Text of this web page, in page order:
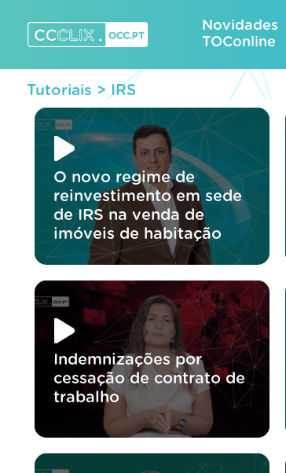
content
Novidades
TOConline
Tutoriais > IRS
O novo regime de
reinvestimento em sede
de IRS na venda de
imóveis de habitação
Indemnizações por
cessação de contrato de
trabalho